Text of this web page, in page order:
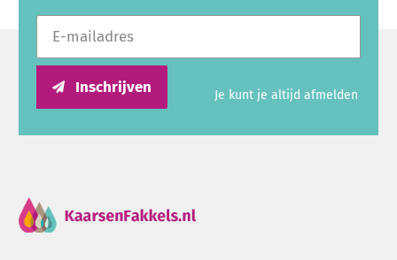
Inschrijven Je kunt je altijd afmelden